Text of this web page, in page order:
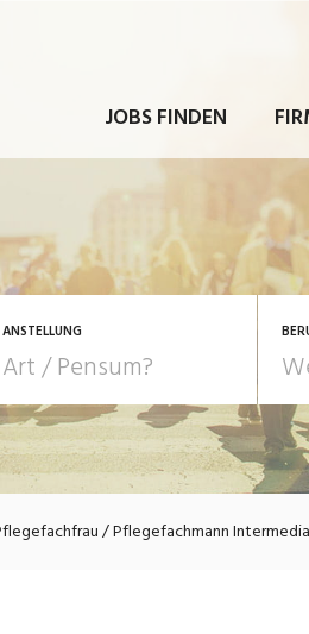
JOBS FINDEN
ANSTELLUNG
10-100%PensumBildung,
Berufe,
Einkauf,
/ Pflegefachmann